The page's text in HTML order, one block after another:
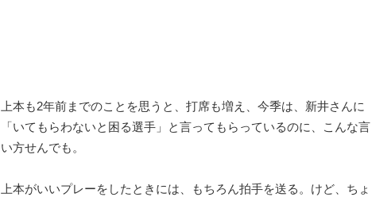
上本も2年前までのことを思うと、打席も増え、今季は、新井さんに
「いてもらわないと困る選手」と言ってもらっているのに、こんな言
い方せんでも。
上本がいいプレーをしたときには、もちろん拍手を送る。けど、ちょ